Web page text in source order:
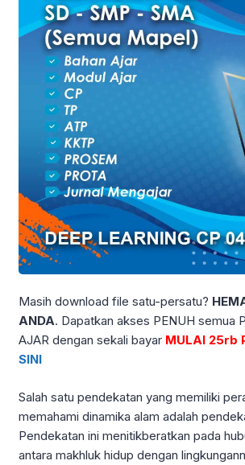
Masih download file satu-persatu?
ANDA. Dapatkan akses PENUH semua
AJAR dengan sekali bayar MULAI 25rb
SINI
Salah satu pendekatan yang memiliki
memahami dinamika alam adalah
Pendekatan ini menitikberatkan pada
antara makhluk hidup dengan